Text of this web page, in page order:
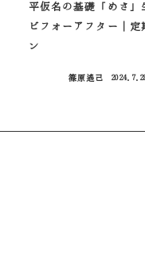
平仮名の基礎「めさ」
ビフォーアフター｜定
ン
篠原遙己